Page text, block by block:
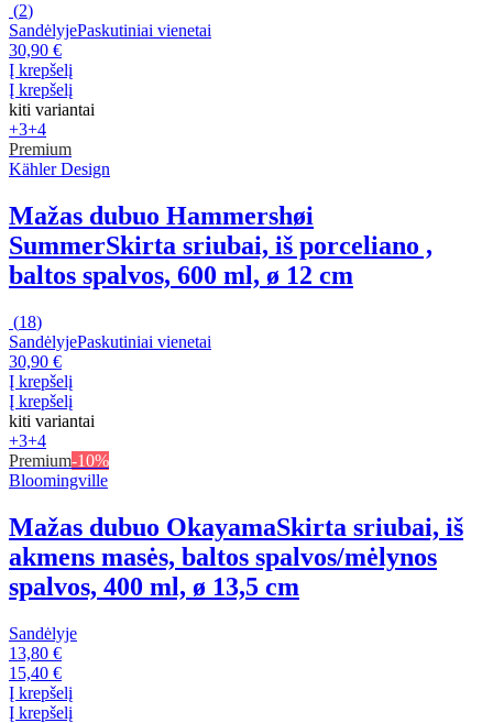
(2)
SandėlyjePaskutiniai vienetai
30,90 €
Į krepšelį
Į krepšelį
kiti variantai
+3+4
Premium
Kähler Design
Mažas dubuo Hammershøi
SummerSkirta sriubai, iš porceliano ,
baltos spalvos, 600 ml, ø 12 cm
(18)
SandėlyjePaskutiniai vienetai
30,90 €
Į krepšelį
Į krepšelį
kiti variantai
+3+4
Premium-10%
Bloomingville
Mažas dubuo OkayamaSkirta sriubai, iš
akmens masės, baltos spalvos/mėlynos
spalvos, 400 ml, ø 13,5 cm
Sandėlyje
13,80 €
15,40 €
Į krepšelį
Į krepšelį